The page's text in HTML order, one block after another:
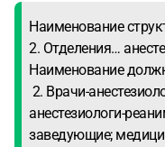
Наименование
2. Отделения…
Наименование
2. Врачи-
анестезиологи-
заведующие;